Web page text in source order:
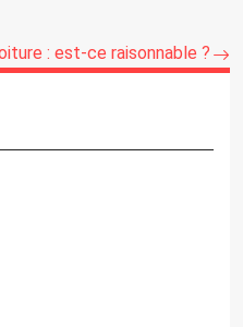
: est-ce raisonnable ?